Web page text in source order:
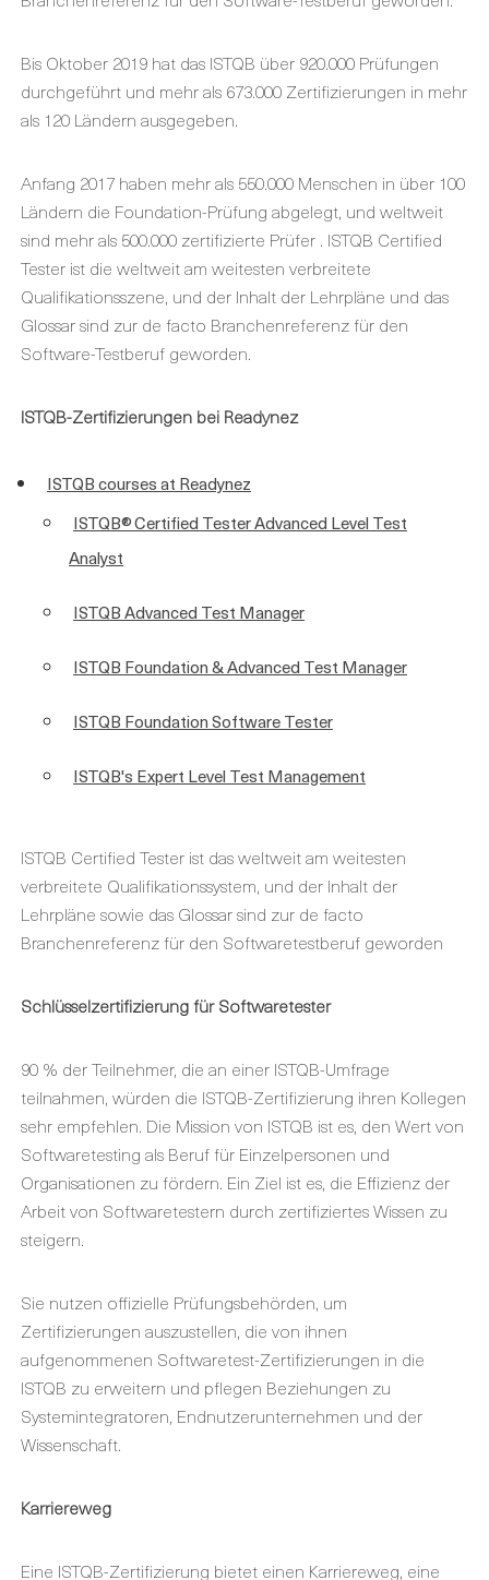
Bis Oktober 2019 hat das ISTQB über 920.000 Prüfungen
durchgeführt und mehr als 673.000 Zertifizierungen in mehr
als 120 Ländern ausgegeben.
Anfang 2017 haben mehr als 550.000 Menschen in über 100
Ländern die Foundation-Prüfung abgelegt, und weltweit
sind mehr als 500.000 zertifizierte Prüfer . ISTQB Certified
Tester ist die weltweit am weitesten verbreitete
Qualifikationsszene, und der Inhalt der Lehrpläne und das
Glossar sind zur de facto Branchenreferenz für den
Software-Testberuf geworden.
ISTQB-Zertifizierungen bei Readynez
ISTQB courses at Readynez
ISTQB® Certified Tester Advanced Level Test
Analyst
ISTQB Advanced Test Manager
ISTQB Foundation & Advanced Test Manager
ISTQB Foundation Software Tester
ISTQB's Expert Level Test Management
ISTQB Certified Tester ist das weltweit am weitesten
verbreitete Qualifikationssystem, und der Inhalt der
Lehrpläne sowie das Glossar sind zur de facto
Branchenreferenz für den Softwaretestberuf geworden
Schlüsselzertifizierung für Softwaretester
90 % der Teilnehmer, die an einer ISTQB-Umfrage
teilnahmen, würden die ISTQB-Zertifizierung ihren Kollegen
sehr empfehlen. Die Mission von ISTQB ist es, den Wert von
Softwaretesting als Beruf für Einzelpersonen und
Organisationen zu fördern. Ein Ziel ist es, die Effizienz der
Arbeit von Softwaretestern durch zertifiziertes Wissen zu
steigern.
Sie nutzen offizielle Prüfungsbehörden, um
Zertifizierungen auszustellen, die von ihnen
aufgenommenen Softwaretest-Zertifizierungen in die
ISTQB zu erweitern und pflegen Beziehungen zu
Systemintegratoren, Endnutzerunternehmen und der
Wissenschaft.
Karriereweg
Eine ISTQB-Zertifizierung bietet einen Karriereweg, eine